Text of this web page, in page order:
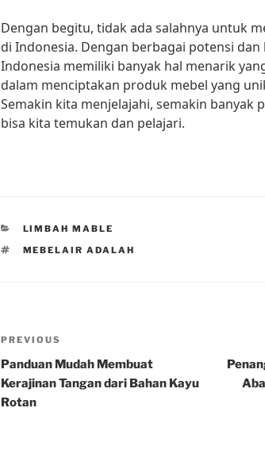
Dengan begitu, tidak ada salahnya untuk
di Indonesia. Dengan berbagai potensi
Indonesia memiliki banyak hal menarik
dalam menciptakan produk mebel yang
Semakin kita menjelajahi, semakin banyak
bisa kita temukan dan pelajari.
CATEGORIES
LIMBAH MABLE
TAGS
MEBELAIR ADALAH
Post
navigation
Previous
Post
PREVIOUS
Panduan Mudah Membuat
Kerajinan Tangan dari Bahan Kayu
Rotan